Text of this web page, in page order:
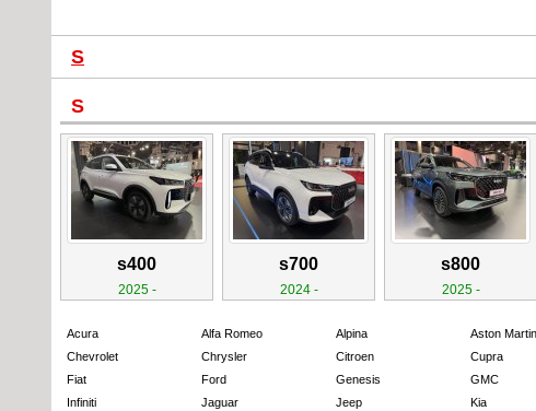
S
S
s400
2025 -
s700
2024 -
s800
2025 -
Acura Alfa Romeo Alpina Aston Martin
Chevrolet
Chrysler Citroen Cupra
Fiat
Ford Genesis GMC
Infiniti
Jaguar Jeep Kia